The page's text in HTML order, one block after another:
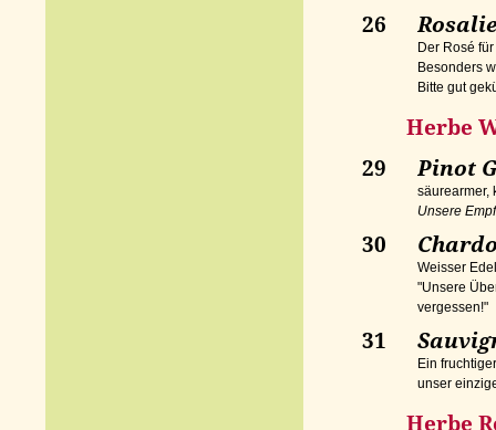
26
Der Rosé
Besonders
Bitte gut
Herbe
29
Pinot
säurearmer,
Unsere
30
Weisser
"Unsere
vergessen!"
31
Ein
unser
Herbe